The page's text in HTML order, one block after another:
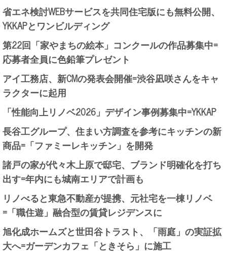
省エネ検討WEBサービスを共同住宅版にも無料公開、
YKKAPとワンビルディング
第22回「家やまちの絵本」コンクールの作品募集中=
応募者全員に色鉛筆プレゼント
アイ工務店、新CMの発表会開催=渋谷凪咲さんをキャ
ラクターに起用
「性能向上リノベ2026」デザイン事例募集中=YKKAP
長谷工グループ、住まい方調査を参考にキッチンの新
商品=「ファミーレキッチン」を開発
諸戸の家が代々木上原で邸宅、ブランド明確化を打ち
出す=年内にも城南エリアで計画も
リノべると東急不動産が提携、元社宅を一棟リノベ
=「職住遊」融合型の賃貸レジデンスに
旭化成ホームズと世田谷トラスト、「雨庭」の実証拡
大へ=ガーデンカフェ「ときそら」に施工